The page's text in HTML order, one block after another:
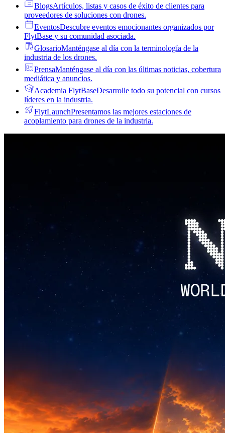
BlogsArtículos, listas y casos de éxito de clientes para
proveedores de soluciones con drones.
EventosDescubre eventos emocionantes organizados por
FlytBase y su comunidad asociada.
GlosarioManténgase al día con la terminología de la
industria de los drones.
PrensaManténgase al día con las últimas noticias, cobertura
mediática y anuncios.
Academia FlytBaseDesarrolle todo su potencial con cursos
líderes en la industria.
FlytLaunchPresentamos las mejores estaciones de
acoplamiento para drones de la industria.